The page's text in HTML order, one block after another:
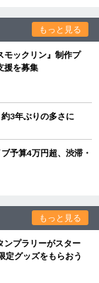
もっと見る
モックリン』制作プ
援を募集
3年ぶりの多さに
予算4万円超、渋滞・
もっと見る
ンプラリーがスター
定グッズをもらおう